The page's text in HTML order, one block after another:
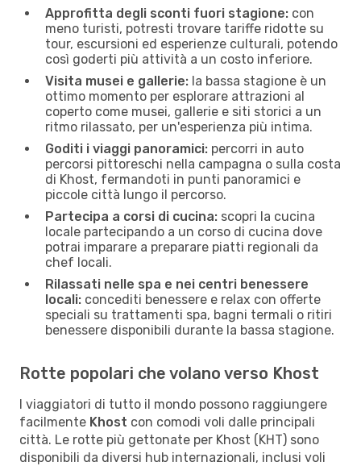
Approfitta degli sconti fuori stagione: con
meno turisti, potresti trovare tariffe ridotte su
tour, escursioni ed esperienze culturali, potendo
così goderti più attività a un costo inferiore.
Visita musei e gallerie: la bassa stagione è un
ottimo momento per esplorare attrazioni al
coperto come musei, gallerie e siti storici a un
ritmo rilassato, per un'esperienza più intima.
Goditi i viaggi panoramici: percorri in auto
percorsi pittoreschi nella campagna o sulla costa
di Khost, fermandoti in ​​punti panoramici e
piccole città lungo il percorso.
Partecipa a corsi di cucina: scopri la cucina
locale partecipando a un corso di cucina dove
potrai imparare a preparare piatti regionali da
chef locali.
Rilassati nelle spa e nei centri benessere
locali: concediti benessere e relax con offerte
speciali su trattamenti spa, bagni termali o ritiri
benessere disponibili durante la bassa stagione.
Rotte popolari che volano verso Khost
I viaggiatori di tutto il mondo possono raggiungere
facilmente Khost con comodi voli dalle principali
città. Le rotte più gettonate per Khost (KHT) sono
disponibili da diversi hub internazionali, inclusi voli